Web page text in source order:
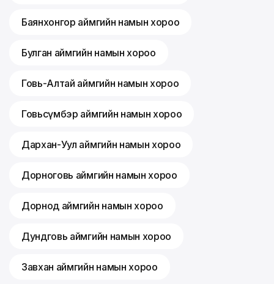
Баянхонгор аймгийн намын хороо
Булган аймгийн намын хороо
Говь-Алтай аймгийн намын хороо
Говьсүмбэр аймгийн намын хороо
Дархан-Уул аймгийн намын хороо
Дорноговь аймгийн намын хороо
Дорнод аймгийн намын хороо
Дундговь аймгийн намын хороо
Завхан аймгийн намын хороо